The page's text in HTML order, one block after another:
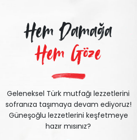
Hem Damağa
Hem Göze
Geleneksel Türk mutfağı lezzetlerini
sofranıza taşımaya devam ediyoruz!
Güneşoğlu lezzetlerini keşfetmeye
hazır mısınız?